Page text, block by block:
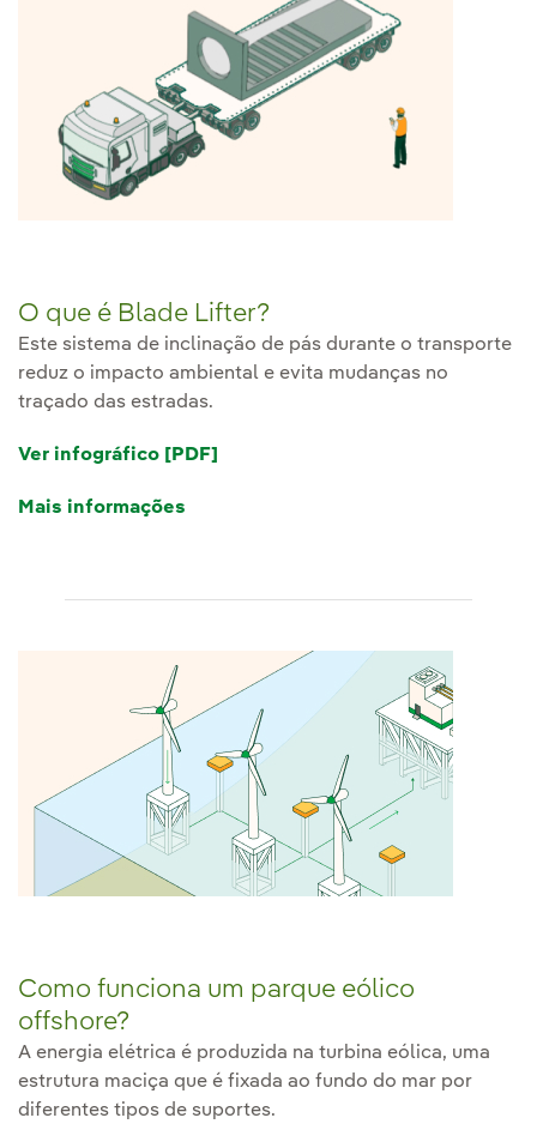
O que é Blade Lifter?
Este sistema de inclinação de pás durante o transporte
reduz o impacto ambiental e evita mudanças no
traçado das estradas.
Ver infográfico [PDF]
Mais informações
Como funciona um parque eólico
offshore?
A energia elétrica é produzida na turbina eólica, uma
estrutura maciça que é fixada ao fundo do mar por
diferentes tipos de suportes.